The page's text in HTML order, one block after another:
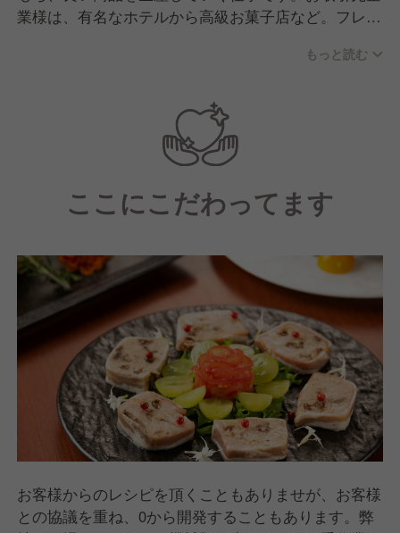
業様は、有名なホテルから高級お菓子店など。フレン
を行います。ホテルやレストランで調理経験のある方
フレンチ、イタリアンなど手作りや本格的な調理業務
に従事されてきた方大歓迎！
もっと読む
ここにこだわってます
お客様からのレシピを頂くこともありませが、お客様
との協議を重ね、0から開発することもあります。弊